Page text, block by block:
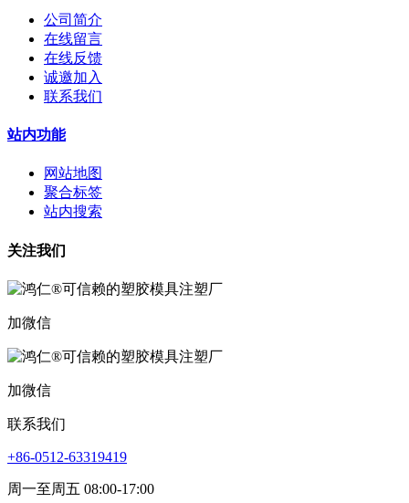
公司简介
在线留言
在线反馈
诚邀加入
联系我们
站内功能
网站地图
聚合标签
站内搜索
关注我们
加微信
加微信
联系我们
+86-0512-63319419
周一至周五 08:00-17:00